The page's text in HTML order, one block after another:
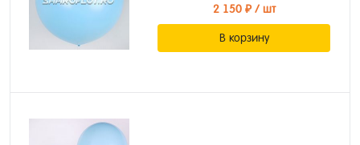
2 150 ₽/ шт
В корзину